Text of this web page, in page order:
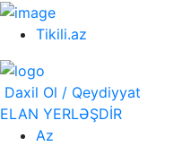
Tikili.az
Daxil Ol / Qeydiyyat
ELAN YERLƏŞDİR
Az